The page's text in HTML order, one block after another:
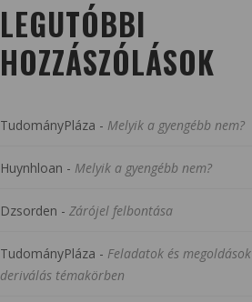
LEGUTÓBBI
HOZZÁSZÓLÁSOK
TudományPláza - Melyik a gyengébb nem?
Huynhloan - Melyik a gyengébb nem?
Dzsorden - Zárójel felbontása
TudományPláza - Feladatok és megoldások
deriválás témakörben